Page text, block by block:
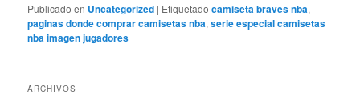
Publicado en Uncategorized | Etiquetado camiseta braves nba,
paginas donde comprar camisetas nba,serie especial camisetas
nba imagen jugadores
ARCHIVOS